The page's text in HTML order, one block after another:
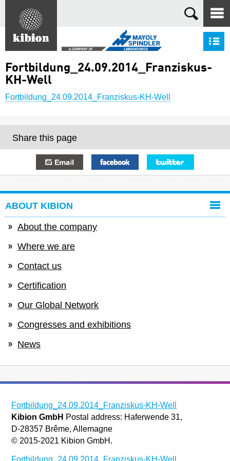
Search
Fortbildung_24.09.2014_Franziskus-
KH-Well
Fortbildung_24.09.2014_Franziskus-KH-Well
Share this page
ABOUT KIBION
About the company
Where we are
Contact us
Certification
Our Global Network
Congresses and exhibitions
News
Fortbildung_24.09.2014_Franziskus-KH-Well
Kibion GmbH Postal address: Haferwende 31,
D-28357 Brême, Allemagne
© 2015-2021 Kibion GmbH.
Fortbildung_24.09.2014_Franziskus-KH-Well